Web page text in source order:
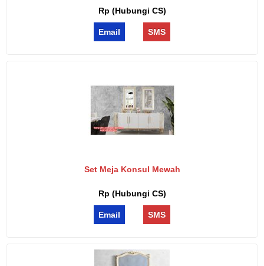
Rp (Hubungi CS)
Email SMS
Set Meja Konsul Mewah
Rp (Hubungi CS)
Email SMS